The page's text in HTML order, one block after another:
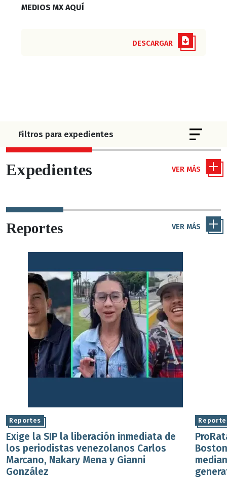
MEDIOS MX AQUÍ
DESCARGAR
Filtros para expedientes Toggle
Expedientes VER MÁS
Reportes VER MÁS
Reportes
Exige la SIP la liberación inmediata de
los periodistas venezolanos Carlos
Marcano, Nakary Mena y Gianni
González